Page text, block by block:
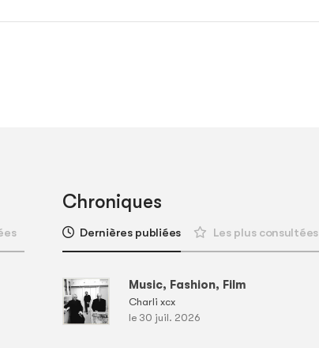
Chroniques
Dernières publiées Les plus consultées
Music, Fashion, Film
Charli xcx
le 30 juil. 2026